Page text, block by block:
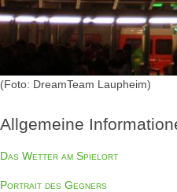
(Foto: DreamTeam Laupheim)
Allgemeine
Das Wetter am Spielort
Portrait des Gegners